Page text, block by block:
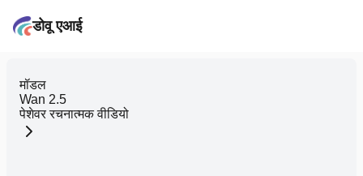
डोवू एआई
मॉडल
Wan 2.5
पेशेवर रचनात्मक वीडियो